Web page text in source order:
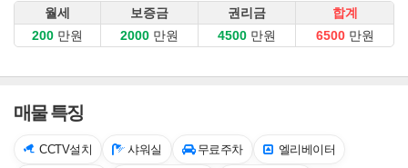
월세
보증금 권리금
합계
만원
만원 만원 만원
매물 특징
CCTV설치 샤워실 무료주차 엘리베이터